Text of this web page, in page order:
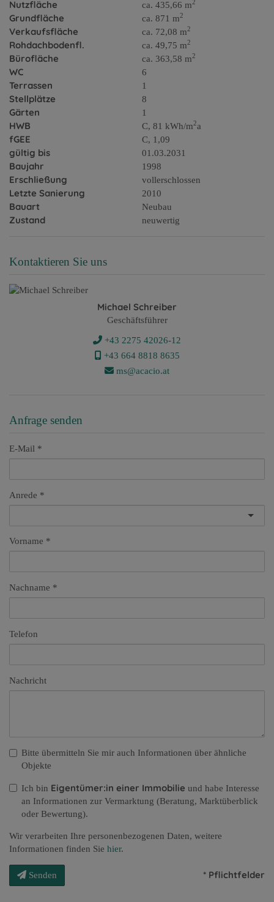
Nutzfläche ca. 435,66 m2
Grundfläche ca. 871 m2
Verkaufsfläche ca. 72,08 m2
Rohdachbodenfl. ca. 49,75 m2
Bürofläche ca. 363,58 m2
WC 6
Terrassen 1
Stellplätze 8
Gärten 1
HWB C, 81 kWh/m2a
fGEE C, 1,09
gültig bis 01.03.2031
Baujahr 1998
Erschließung vollerschlossen
Letzte Sanierung 2010
Bauart Neubau
Zustand neuwertig
Kontaktieren Sie uns
Michael Schreiber
Geschäftsführer
+43 2275 42026-12
+43 ​664 8818 8635
ms@acacio.at
Anfrage senden
E-Mail
Anrede
Vorname
Nachname
Telefon
Nachricht
Bitte übermitteln Sie mir auch Informationen über ähnliche
Objekte
Ich bin Eigentümer:in einer Immobilie und habe Interesse
an Informationen zur Vermarktung (Beratung, Marktüberblick
oder Bewertung).
Wir verarbeiten Ihre personenbezogenen Daten, weitere
Informationen finden Sie hier.
Senden * Pflichtfelder